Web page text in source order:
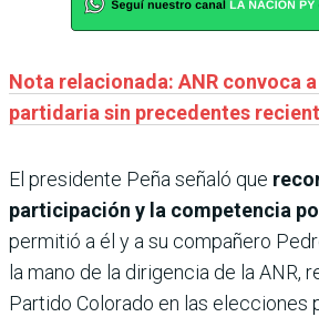
Nota relacionada: ANR convoca
partidaria sin precedentes
El presidente Peña señaló que
participación y la competencia
permitió a él y a su compañero
la mano de la dirigencia de la ANR,
Partido Colorado en las elecciones